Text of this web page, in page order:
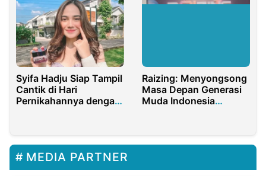
Syifa Hadju Siap Tampil
Cantik di Hari
Pernikahannya dengan
Raizing: Menyongsong
Masa Depan Generasi
Muda Indonesia
MEDIA PARTNER